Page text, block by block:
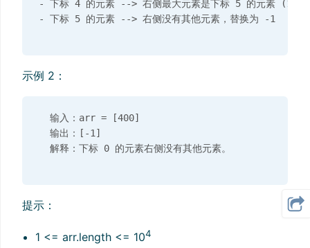
- 下标 4 的元素 --> 右侧最大元素是下标 5 的元素 (1)
示例 2：
  输入：arr = [400]
  输出：[-1]
提示：
1 <= arr.length <= 104